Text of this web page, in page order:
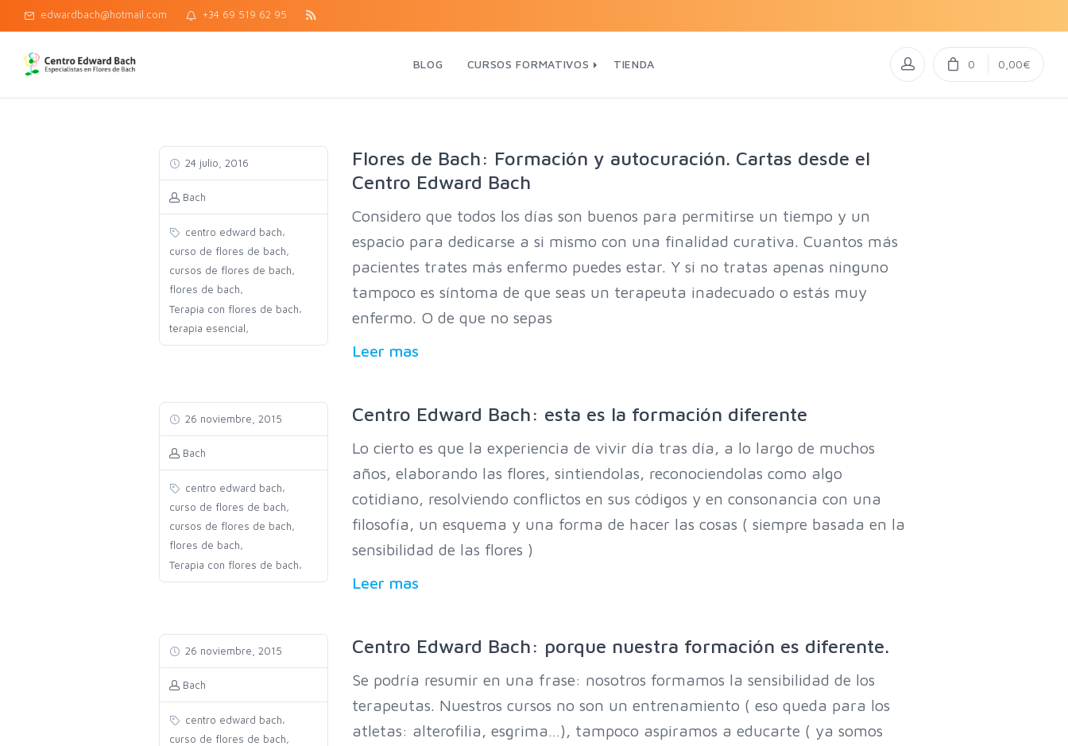
edwardbach@hotmail.com +34 69 519 62 95
BLOG CURSOS FORMATIVOS TIENDA 0 0,00€
24 julio, 2016
Bach
centro edward bach,
curso de flores de bach
cursos de flores de bach
flores de bach
Terapia con flores de bach,
terapia esencial
Flores de Bach: Formación y autocuración. Cartas desde el
Centro Edward Bach
Considero que todos los días son buenos para permitirse un tiempo y un
espacio para dedicarse a si mismo con una finalidad curativa. Cuantos más
pacientes trates más enfermo puedes estar. Y si no tratas apenas ninguno
tampoco es síntoma de que seas un terapeuta inadecuado o estás muy
enfermo. O de que no sepas
Leer mas
26 noviembre, 2015
Bach
centro edward bach,
curso de flores de bach
cursos de flores de bach
flores de bach
Terapia con flores de bach,
Centro Edward Bach: esta es la formación diferente
Lo cierto es que la experiencia de vivir día tras día, a lo largo de muchos
años, elaborando las flores, sintiendolas, reconociendolas como algo
cotidiano, resolviendo conflictos en sus códigos y en consonancia con una
filosofía, un esquema y una forma de hacer las cosas ( siempre basada en la
sensibilidad de las flores )
Leer mas
26 noviembre, 2015
Bach
centro edward bach,
curso de flores de bach
Centro Edward Bach: porque nuestra formación es diferente.
Se podría resumir en una frase: nosotros formamos la sensibilidad de los
terapeutas. Nuestros cursos no son un entrenamiento ( eso queda para los
atletas: alterofilia, esgrima…), tampoco aspiramos a educarte ( ya somos